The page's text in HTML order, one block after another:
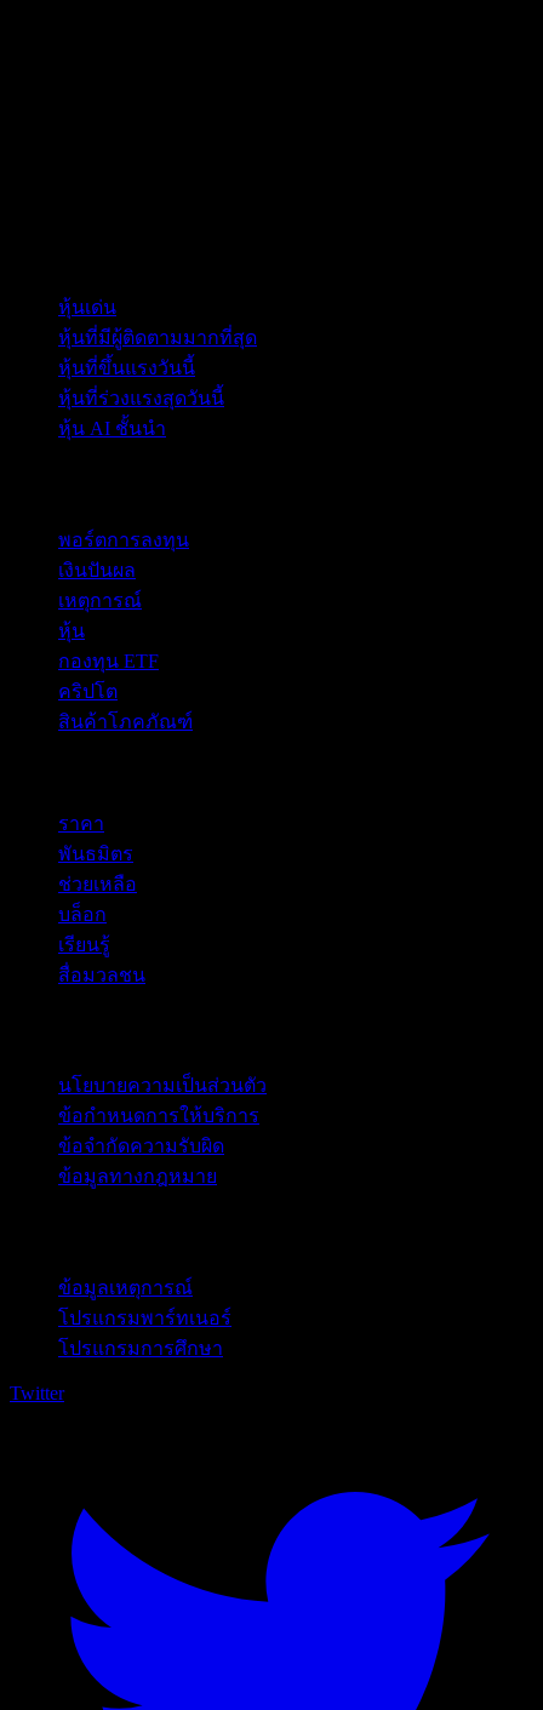
หุ้นเด่น
หุ้นที่มีผู้ติดตามมากที่สุด
หุ้นที่ขึ้นแรงวันนี้
หุ้นที่ร่วงแรงสุดวันนี้
หุ้น AI ชั้นนำ
พอร์ตการลงทุน
เงินปันผล
เหตุการณ์
หุ้น
กองทุน ETF
คริปโต
สินค้าโภคภัณฑ์
ราคา
พันธมิตร
ช่วยเหลือ
บล็อก
เรียนรู้
สื่อมวลชน
นโยบายความเป็นส่วนตัว
ข้อกำหนดการให้บริการ
ข้อจำกัดความรับผิด
ข้อมูลทางกฎหมาย
ข้อมูลเหตุการณ์
โปรแกรมพาร์ทเนอร์
โปรแกรมการศึกษา
Twitter